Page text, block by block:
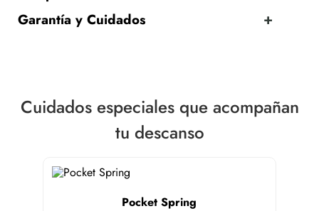
Garantía y Cuidados
Cuidados especiales que acompañan
tu descanso
Pocket Spring